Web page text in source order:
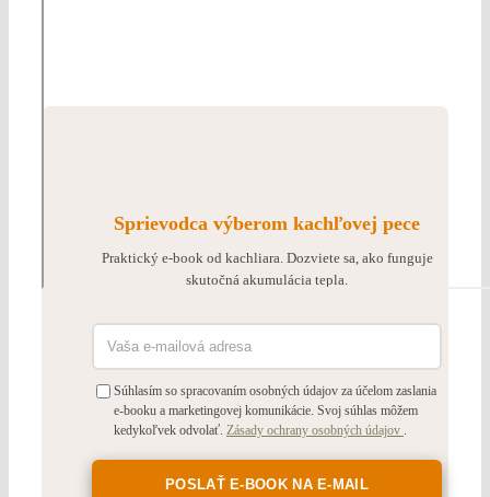
Sprievodca výberom kachľovej pece
Praktický e-book od kachliara. Dozviete sa, ako funguje
skutočná akumulácia tepla.
Súhlasím so spracovaním osobných údajov za účelom zaslania
e-booku a marketingovej komunikácie. Svoj súhlas môžem
kedykoľvek odvolať. Zásady ochrany osobných údajov